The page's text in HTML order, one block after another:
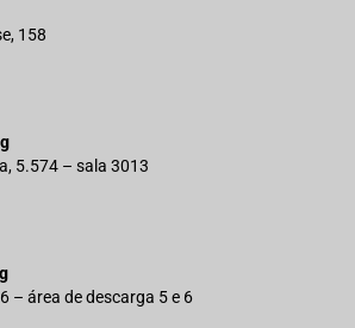
158
5.574 – sala 3013
– área de descarga 5 e 6